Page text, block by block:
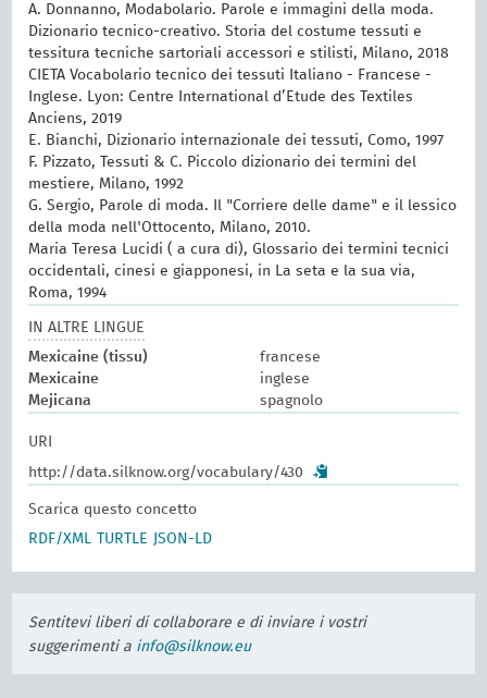
A. Donnanno, Modabolario. Parole e immagini della moda.
Dizionario tecnico-creativo. Storia del costume tessuti e
tessitura tecniche sartoriali accessori e stilisti, Milano, 2018
CIETA Vocabolario tecnico dei tessuti Italiano - Francese -
Inglese. Lyon: Centre International d’Etude des Textiles
Anciens, 2019
E. Bianchi, Dizionario internazionale dei tessuti, Como, 1997
F. Pizzato, Tessuti & C. Piccolo dizionario dei termini del
mestiere, Milano, 1992
G. Sergio, Parole di moda. Il "Corriere delle dame" e il lessico
della moda nell'Ottocento, Milano, 2010.
Maria Teresa Lucidi ( a cura di), Glossario dei termini tecnici
occidentali, cinesi e giapponesi, in La seta e la sua via,
Roma, 1994
IN ALTRE LINGUE
Mexicaine (tissu)
francese
Mexicaine
inglese
Mejicana
spagnolo
URI
http://data.silknow.org/vocabulary/430
Scarica questo concetto
RDF/XML
TURTLE JSON-LD
Sentitevi liberi di collaborare e di inviare i vostri
suggerimenti a info@silknow.eu